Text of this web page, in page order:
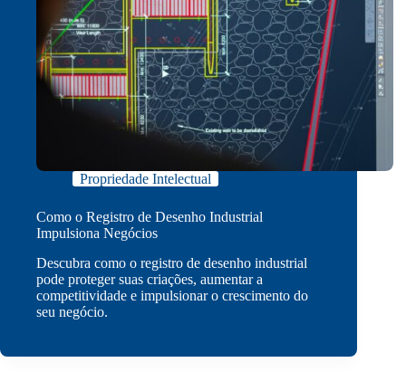
Propriedade Intelectual
Como o Registro de Desenho Industrial
Impulsiona Negócios
Descubra como o registro de desenho industrial
pode proteger suas criações, aumentar a
competitividade e impulsionar o crescimento do
seu negócio.